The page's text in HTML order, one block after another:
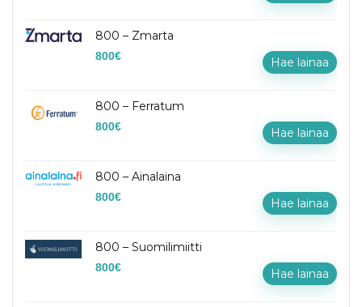
800 – Zmarta
800€ Hae lainaa
800 – Ferratum
800€ Hae lainaa
800 – Ainalaina
800€ Hae lainaa
800 – Suomilimiitti
800€ Hae lainaa